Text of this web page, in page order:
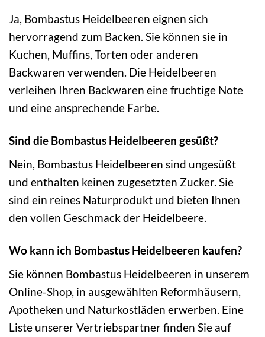
Ja, Bombastus Heidelbeeren eignen sich
hervorragend zum Backen. Sie können sie in
Kuchen, Muffins, Torten oder anderen
Backwaren verwenden. Die Heidelbeeren
verleihen Ihren Backwaren eine fruchtige Note
und eine ansprechende Farbe.
Sind die Bombastus Heidelbeeren gesüßt?
Nein, Bombastus Heidelbeeren sind ungesüßt
und enthalten keinen zugesetzten Zucker. Sie
sind ein reines Naturprodukt und bieten Ihnen
den vollen Geschmack der Heidelbeere.
Wo kann ich Bombastus Heidelbeeren kaufen?
Sie können Bombastus Heidelbeeren in unserem
Online-Shop, in ausgewählten Reformhäusern,
Apotheken und Naturkostläden erwerben. Eine
Liste unserer Vertriebspartner finden Sie auf